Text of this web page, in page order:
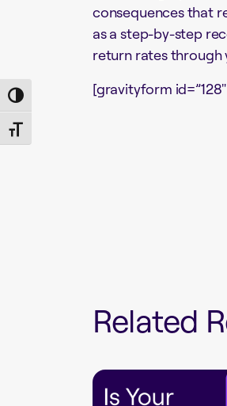
Toggle High Contrast
Toggle Font size
consequences that
as a step-by-step
return rates
[gravityform
Related